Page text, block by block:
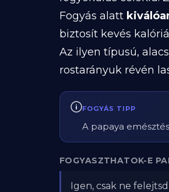
Fogyás alatt
biztosít kevés
Az ilyen típusú,
rostarányuk révén
FOGYÁS TIPP
A papaya
FOGYASZTHATOK-E
Igen, csak ne